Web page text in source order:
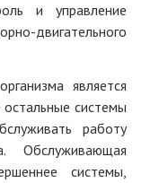
и управление
двигательного
является
системы
работу
Обслуживающая
системы,